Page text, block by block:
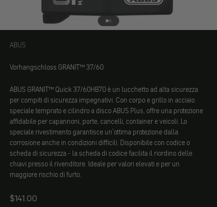
Vai all'elemento 1
Vai all'elemento 2
ABUS
ABUS
Vorhangschloss GRANIT™ 37/60
ABUS GRANIT™ Quick 37/60HB70 è un lucchetto ad alta sicurezza
per compiti di sicurezza impegnativi. Con corpo e grillo in acciaio
speciale temprato e cilindro a disco ABUS Plus, offre una protezione
affidabile per capannoni, porte, cancelli, container e veicoli. Lo
speciale rivestimento garantisce un'ottima protezione dalla
corrosione anche in condizioni difficili. Disponibile con codice o
scheda di sicurezza - la scheda di codice facilita il riordino delle
chiavi presso il rivenditore. Ideale per valori elevati e per un
maggiore rischio di furto.
Angebot
$141.00